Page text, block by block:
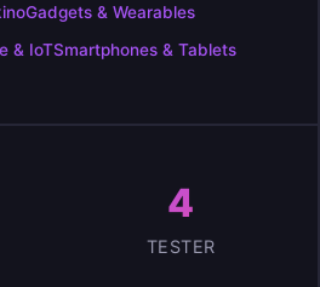
Gadgets & Wearables
& IoTSmartphones & Tablets
4
TESTER